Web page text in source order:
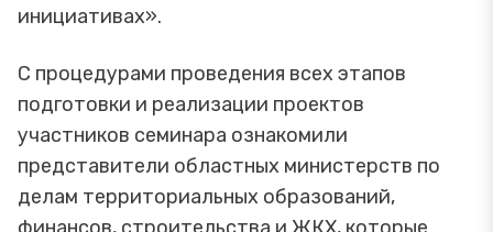
инициативах».
С процедурами проведения всех этапов
подготовки и реализации проектов
участников семинара ознакомили
представители областных министерств по
делам территориальных образований,